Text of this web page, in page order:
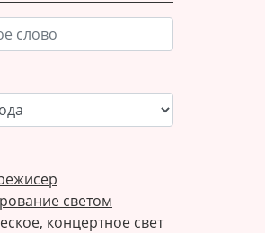
светом
концертное свет